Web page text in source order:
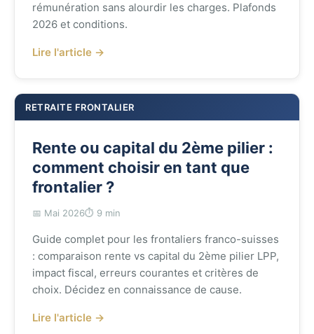
rémunération sans alourdir les charges. Plafonds
2026 et conditions.
Lire l'article →
RETRAITE FRONTALIER
Rente ou capital du 2ème pilier :
comment choisir en tant que
frontalier ?
📅 Mai 2026⏱️ 9 min
Guide complet pour les frontaliers franco-suisses
: comparaison rente vs capital du 2ème pilier LPP,
impact fiscal, erreurs courantes et critères de
choix. Décidez en connaissance de cause.
Lire l'article →